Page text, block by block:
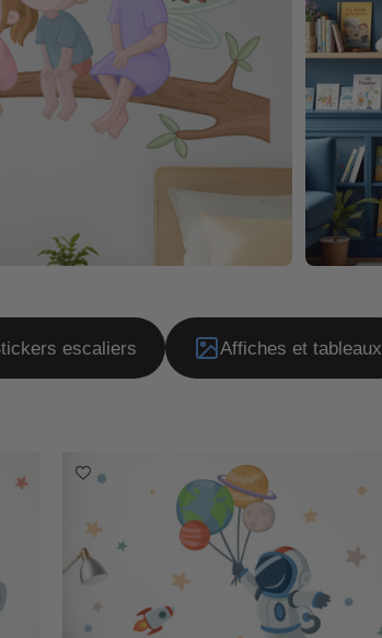
escaliers Affiches et tableaux